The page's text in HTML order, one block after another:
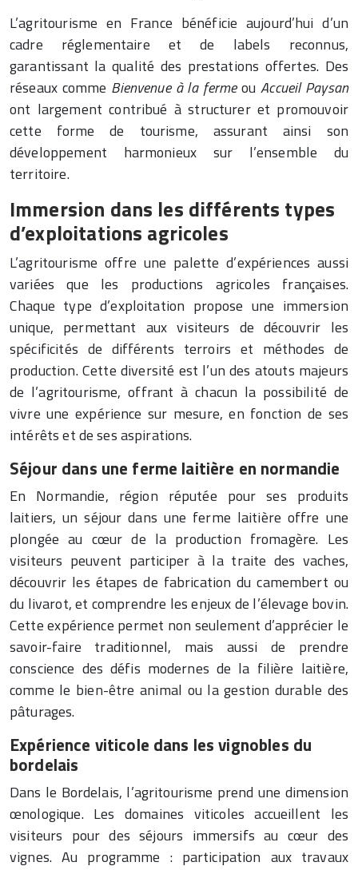
L’agritourisme en France bénéficie aujourd’hui d’un
cadre réglementaire et de labels reconnus,
garantissant la qualité des prestations offertes. Des
réseaux comme Bienvenue à la fermeouAccueil Paysan
ont largement contribué à structurer et promouvoir
cette forme de tourisme, assurant ainsi son
développement harmonieux sur l’ensemble du
territoire.
Immersion dans les différents types
d’exploitations agricoles
L’agritourisme offre une palette d’expériences aussi
variées que les productions agricoles françaises.
Chaque type d’exploitation propose une immersion
unique, permettant aux visiteurs de découvrir les
spécificités de différents terroirs et méthodes de
production. Cette diversité est l’un des atouts majeurs
de l’agritourisme, offrant à chacun la possibilité de
vivre une expérience sur mesure, en fonction de ses
intérêts et de ses aspirations.
Séjour dans une ferme laitière en normandie
En Normandie, région réputée pour ses produits
laitiers, un séjour dans une ferme laitière offre une
plongée au cœur de la production fromagère. Les
visiteurs peuvent participer à la traite des vaches,
découvrir les étapes de fabrication du camembert ou
du livarot, et comprendre les enjeux de l’élevage bovin.
Cette expérience permet non seulement d’apprécier le
savoir-faire traditionnel, mais aussi de prendre
conscience des défis modernes de la filière laitière,
comme le bien-être animal ou la gestion durable des
pâturages.
Expérience viticole dans les vignobles du
bordelais
Dans le Bordelais, l’agritourisme prend une dimension
œnologique. Les domaines viticoles accueillent les
visiteurs pour des séjours immersifs au cœur des
vignes. Au programme : participation aux travaux